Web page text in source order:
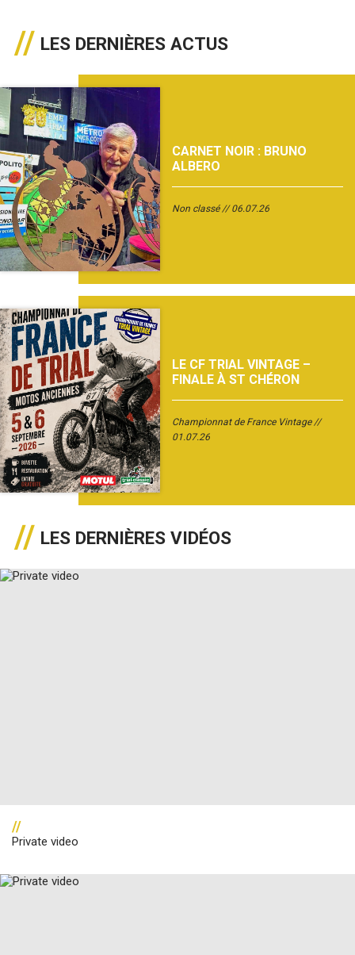
LES DERNIÈRES ACTUS
CARNET NOIR : BRUNO
ALBERO
Non classé 06.07.26
LE CF TRIAL VINTAGE –
FINALE À ST CHÉRON
Championnat de France Vintage
01.07.26
LES DERNIÈRES VIDÉOS
//
Private video